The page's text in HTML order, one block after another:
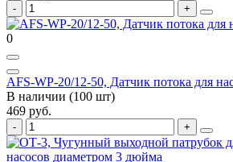
0
AFS-WP-20/12-50, Датчик потока для
В наличии (100 шт)
469 руб.